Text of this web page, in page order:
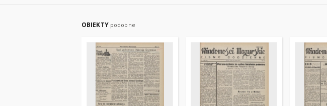
OBIEKTY podobne